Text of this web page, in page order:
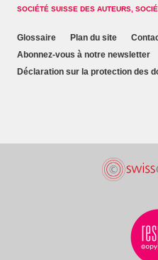
SOCIÉTÉ SUISSE DES AUTEURS,
Glossaire Plan du site
Abonnez-vous à notre newsletter
Déclaration sur la protection des